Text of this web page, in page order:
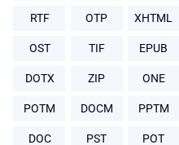
RTF OTP XHTML
OST TIF EPUB
DOTX ZIP ONE
POTM DOCM PPTM
DOC PST POT